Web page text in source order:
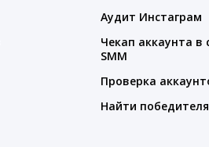
Аудит Инстаграм
Чекап аккаунта в
SMM
Проверка
Найти